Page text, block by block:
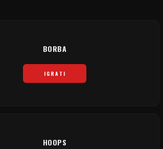
BORBA
IGRATI
HOOPS